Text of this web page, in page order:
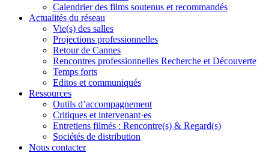
Calendrier des films soutenus et recommandés
Actualités du réseau
Vie(s) des salles
Projections professionnelles
Retour de Cannes
Rencontres professionnelles Recherche et Découverte
Temps forts
Editos et communiqués
Ressources
Outils d’accompagnement
Critiques et intervenant·es
Entretiens filmés : Rencontre(s) & Regard(s)
Sociétés de distribution
Nous contacter